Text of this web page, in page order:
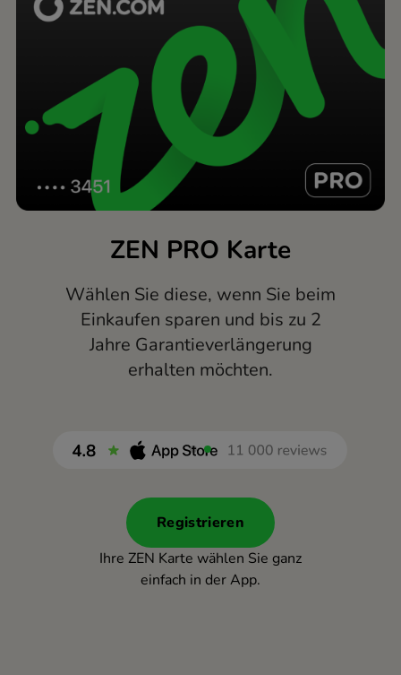
Registrieren
Ihre ZEN Karte wählen Sie ganz
einfach in der App.
ZEN PRO Karte
Wählen Sie diese, wenn Sie beim
Einkaufen sparen und bis zu 2
Jahre Garantieverlängerung
erhalten möchten.